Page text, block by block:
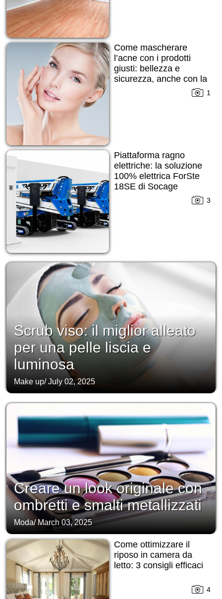
Come mascherare
l’acne con i prodotti
giusti: bellezza e
sicurezza, anche con la
1
Piattaforma ragno
elettriche: la soluzione
100% elettrica ForSte
18SE di Socage
3
Scrub viso: il miglior alleato
per una pelle liscia e
luminosa
Make up/July 02, 2025
Creare un look originale con
ombretti e smalti metallizzati
Moda/ March 03, 2025
Come ottimizzare il
riposo in camera da
letto: 3 consigli efficaci
4